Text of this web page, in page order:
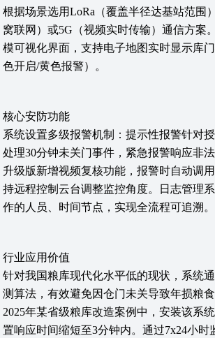
根据场景选用LoRa（覆盖半径达基站范围
窝联网）或5G（视频实时传输）通信方案
模可视化界面，支持电子地图实时显示库
色开启/黄色报警）。
核心安防功能
系统设置多级报警机制：提示性报警针对
处理30分钟未关门事件，紧急报警响应非
升级版新增视频复核功能，报警时自动调
持远程控制云台调整监控角度。日志管理
作的人员、时间节点，实现全流程可追溯。
行业应用价值
针对我国粮库现代化水平低的现状，系统
测算法，有效避免因仓门未关导致年损粮
2025年某省级粮库改造案例中，安装该系
置响应时间缩短至3分钟内。通过7x24小时